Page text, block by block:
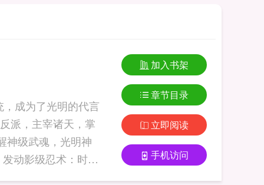
成为了光明的代言
派，主宰诸天，掌
神级武魂，光明神
动影级忍术：时空
加入书架
章节目录
立即阅读
手机访问